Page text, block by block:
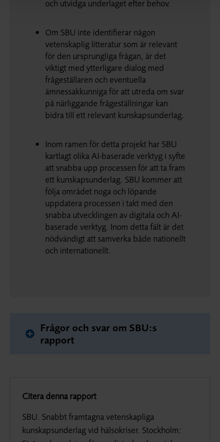
och utvidga underlaget efter behov.
Om SBU inte identifierar någon
vetenskaplig litteratur som är relevant
för den ursprungliga frågan, är det
viktigt med ytterligare dialog med
frågeställaren och eventuella
ämnessakkunniga för att utreda om svar
på närliggande frågeställningar kan
bidra till ett relevant kunskapsunderlag.
Inom ramen för detta projekt har SBU
kartlagt olika AI-baserade verktyg i syfte
att snabba upp processen för att ta fram
ett kunskapsunderlag. SBU kommer att
följa området noga och löpande
uppdatera processen i takt med den
snabba utvecklingen av digitala och AI-
baserade verktyg. Inom detta fält är det
nödvändigt att samverka både nationellt
och internationellt.
Frågor och svar om SBU:s
rapport
Citera denna rapport
SBU. Snabbt framtagna vetenskapliga
kunskapsunderlag vid hälsokriser. Stockholm: